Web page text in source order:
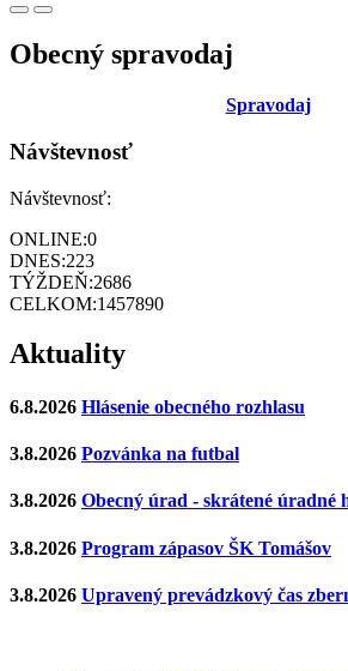
Obecný spravodaj
Spravodaj
Návštevnosť
Návštevnosť:
ONLINE:0
DNES:223
TÝŽDEŇ:2686
CELKOM:1457890
Aktuality
6.8.2026 Hlásenie obecného rozhlasu
3.8.2026 Pozvánka na futbal
3.8.2026 Obecný úrad - skrátené úradné
3.8.2026 Program zápasov ŠK Tomášov
3.8.2026 Upravený prevádzkový čas